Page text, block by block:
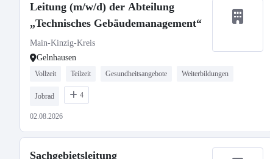
Leitung (m/w/d) der Abteilung
„Technisches Gebäudemanagement“
Main-Kinzig-Kreis
Gelnhausen
Vollzeit Teilzeit Gesundheitsangebote Weiterbildungen
Jobrad 4
02.08.2026
Sachgebietsleitung